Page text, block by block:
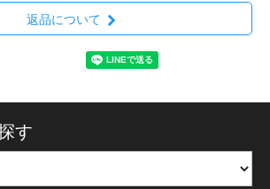
返品について
す